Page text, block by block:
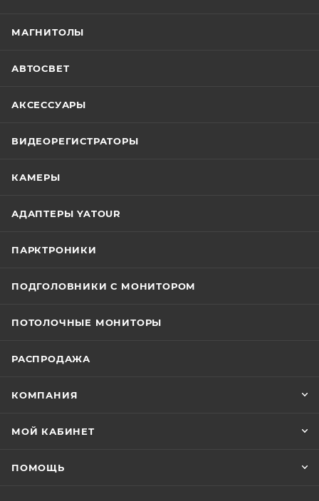
МАГНИТОЛЫ
АВТОСВЕТ
АКСЕССУАРЫ
ВИДЕОРЕГИСТРАТОРЫ
КАМЕРЫ
АДАПТЕРЫ YATOUR
ПАРКТРОНИКИ
ПОДГОЛОВНИКИ С МОНИТОРОМ
ПОТОЛОЧНЫЕ МОНИТОРЫ
РАСПРОДАЖА
КОМПАНИЯ
МОЙ КАБИНЕТ
ПОМОЩЬ